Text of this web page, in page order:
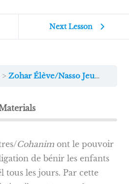
Next Lesson
Zohar Élève/Nasso Jeudi
Cohanim ont le pouvoir
de bénir les enfants
tous les jours. Par cette